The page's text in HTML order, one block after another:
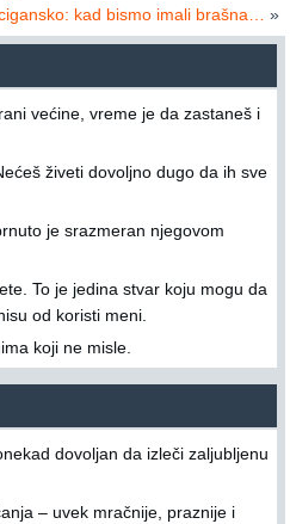
kad bismo imali brašna…
»
većine, vreme je da zastaneš i
živeti dovoljno dugo da ih sve
je srazmeran njegovom
To je jedina stvar koju mogu da
od koristi meni.
koji ne misle.
dovoljan da izleči zaljubljenu
– uvek mračnije, praznije i